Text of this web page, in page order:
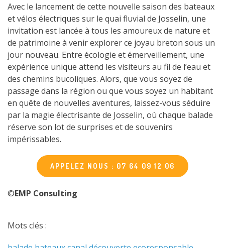
Avec le lancement de cette nouvelle saison des bateaux
et vélos électriques sur le quai fluvial de Josselin, une
invitation est lancée à tous les amoureux de nature et
de patrimoine à venir explorer ce joyau breton sous un
jour nouveau. Entre écologie et émerveillement, une
expérience unique attend les visiteurs au fil de l’eau et
des chemins bucoliques. Alors, que vous soyez de
passage dans la région ou que vous soyez un habitant
en quête de nouvelles aventures, laissez-vous séduire
par la magie électrisante de Josselin, où chaque balade
réserve son lot de surprises et de souvenirs
impérissables.
APPELEZ NOUS : 07 64 09 12 06
©EMP Consulting
Mots clés :